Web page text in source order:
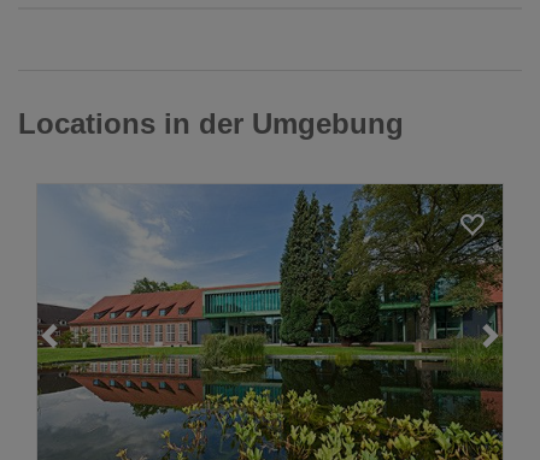
Locations in der Umgebung
Loading...